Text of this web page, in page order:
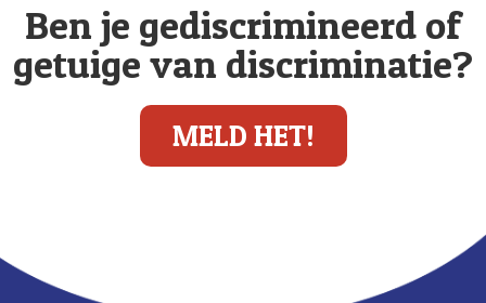
Ben je gediscrimineerd of
getuige van discriminatie?
MELD HET!